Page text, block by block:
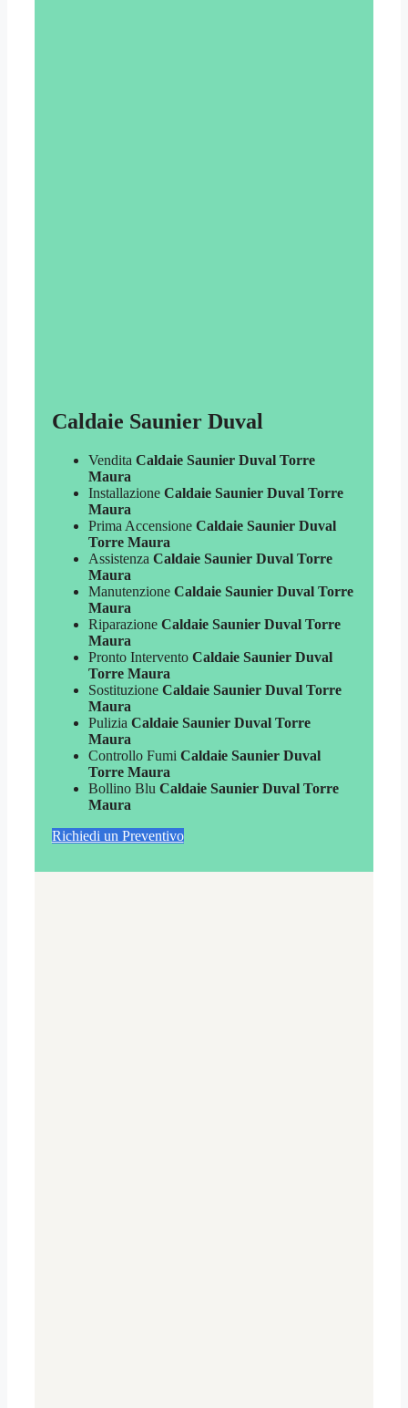
Caldaie Saunier Duval
Vendita Caldaie Saunier Duval Torre
Maura
Installazione Caldaie Saunier Duval Torre
Maura
Prima Accensione Caldaie Saunier Duval
Torre Maura
Assistenza Caldaie Saunier Duval Torre
Maura
Manutenzione Caldaie Saunier Duval Torre
Maura
Riparazione Caldaie Saunier Duval Torre
Maura
Pronto Intervento Caldaie Saunier Duval
Torre Maura
Sostituzione Caldaie Saunier Duval Torre
Maura
Pulizia Caldaie Saunier Duval Torre
Maura
Controllo Fumi Caldaie Saunier Duval
Torre Maura
Bollino Blu Caldaie Saunier Duval Torre
Maura
Richiedi un Preventivo